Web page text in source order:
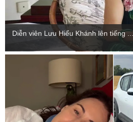
Diễn viên Lưu Hiểu Khánh lên tiếng ...